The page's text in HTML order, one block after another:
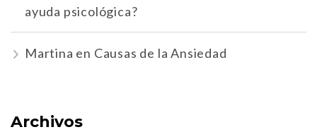
ayuda psicológica?
Martina en Causas de la Ansiedad
Archivos